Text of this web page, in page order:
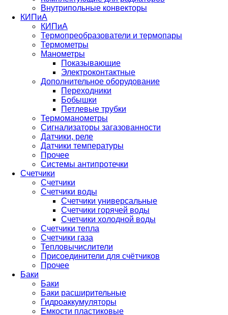
Внутрипольные конвекторы
КИПиА
КИПиА
Термопреобразователи и термопары
Термометры
Манометры
Показывающие
Электроконтактные
Дополнительное оборудование
Переходники
Бобышки
Петлевые трубки
Термоманометры
Сигнализаторы загазованности
Датчики, реле
Датчики температуры
Прочее
Системы антипротечки
Счетчики
Счетчики
Счетчики воды
Счетчики универсальные
Счетчики горячей воды
Счетчики холодной воды
Счетчики тепла
Счетчики газа
Тепловычислители
Присоединители для счётчиков
Прочее
Баки
Баки
Баки расширительные
Гидроаккумуляторы
Емкости пластиковые